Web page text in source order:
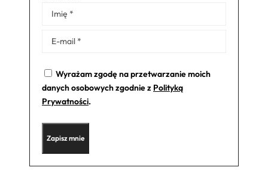
Wyrażam zgodę na przetwarzanie moich
danych osobowych zgodnie z Polityką
Prywatności.
Alternative: